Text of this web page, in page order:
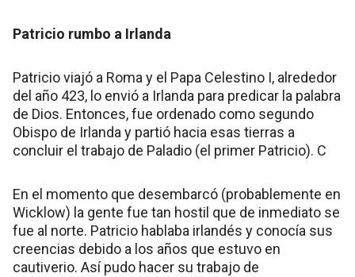
Patricio rumbo a Irlanda
Patricio viajó a Roma y el Papa Celestino I, alrededor
del año 423, lo envió a Irlanda para predicar la palabra
de Dios. Entonces, fue ordenado como segundo
Obispo de Irlanda y partió hacia esas tierras a
concluir el trabajo de Paladio (el primer Patricio). C
En el momento que desembarcó (probablemente en
Wicklow) la gente fue tan hostil que de inmediato se
fue al norte. Patricio hablaba irlandés y conocía sus
creencias debido a los años que estuvo en
cautiverio. Así pudo hacer su trabajo de